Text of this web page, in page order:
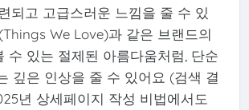
되고 고급스러운 느낌을 줄 수 있
We Love)과 같은 브랜드의
수 있는 절제된 아름다움처럼, 단순
깊은 인상을 줄 수 있어요 (검색 결
년 상세페이지 작성 비법에서도